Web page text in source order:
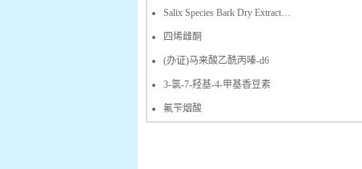
Salix Species Bark Dry Extract…
四烯雌酮
(办证)马来酸乙酰丙嗪-d6
3-氯-7-羟基-4-甲基香豆素
氟苄烟酸